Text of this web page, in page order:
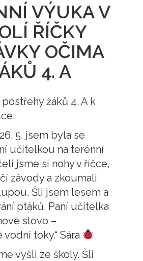
VÝUKA V
ŘÍČKY
OČIMA
4. A
žáků 4. A k
5. jsem byla se
učitelkou na terénní
jsme si nohy v říčce,
závody a zkoumali
Šli jsem lesem a
ptáků. Paní učitelka
slovo –
toky.“ Sára
vyšli ze školy. Šli